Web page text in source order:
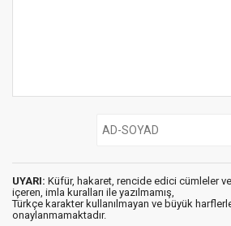
UYARI: Küfür, hakaret, rencide edici cümleler
içeren, imla kuralları ile yazılmamış,
Türkçe karakter kullanılmayan ve büyük
onaylanmamaktadır.